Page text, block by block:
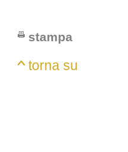
stampa
torna su